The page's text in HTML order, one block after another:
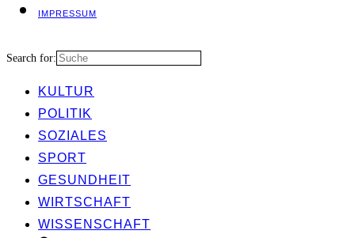
IMPRES­SUM
Search for:
KUL­TUR
POLI­TIK
SOZIA­LES
SPORT
GESUND­HEIT
WIRT­SCHAFT
WIS­SEN­SCHAFT